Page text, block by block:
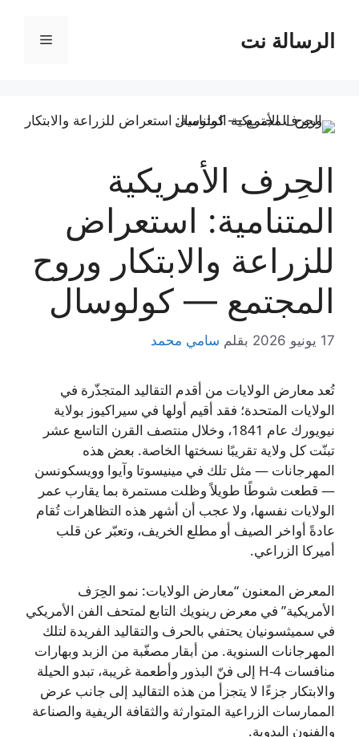
المحتوىالرسالة نت القائمة
الحِرف الأمريكية
المتنامية: استعراض
للزراعة والابتكار وروح
المجتمع — كولوسال
17 يونيو 2026 بقلم سامي محمد
تُعد معارض الولايات من أقدم التقاليد المتجذّرة في
الولايات المتحدة؛ فقد أقيم أولها في سيراكيوز بولاية
نيويورك عام 1841، وخلال منتصف القرن التاسع عشر
تبنّت كل ولاية تقريبًا نسختها الخاصة. بعض هذه
المهرجانات — مثل تلك في مينيسوتا وآيوا وويسكونسن
— قطعت شوطًا طويلاً وظلت مستمرة بما يقارب عمر
الولايات نفسها، ولا عجب أن أشهر هذه التظاهرات تُقام
عادةً أواخر الصيف أو مطلع الخريف، وتعبّر عن قلب
أميركا الزراعي.
المعرض المعنون “معارض الولايات: نمو الحِرَف
الأمريكية” في معرض رينويك التابع لمتحف الفن الأمريكي
في سميثسونيان يحتفي بالحرف والتقاليد الفريدة لتلك
المهرجانات السنوية. من أبقار مصغّبة من الزبد وبهارات
منافسات 4‑H إلى فنّ البذور وأطعمة غريبة، تبدو الحيلة
والابتكار جزءًا لا يتجزأ من هذه التقاليد إلى جانب عرض
الممارسات الزراعية المتوارثة والثقافة الريفية والصناعة
والفنون اليدوية.